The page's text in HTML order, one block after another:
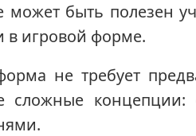
может быть полезен
в игровой форме.
не требует
сложные концепции: